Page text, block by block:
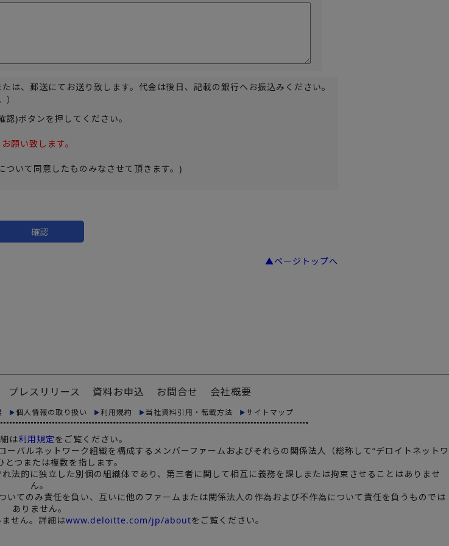
、郵送にてお送り致します。代金は後日、記載の銀行へお振込みください。
)ボタンを押してください。
願い致します。
いて同意したものみなさせて頂きます。)
▲ページトップへ
プレスリリース 資料お申込 お問合せ 会社概要
個人情報の取り扱い 利用規約 当社資料引用・転載方法 サイトマップ
は利用規定をご覧ください。
バルネットワーク組織を構成するメンバーファームおよびそれらの関係法人（総称して“デロイトネットワ
とつまたは複数を指します。
的に独立した別個の組織体であり、第三者に関して相互に義務を課しまたは拘束させることはありませ
ん。
てのみ責任を負い、互いに他のファームまたは関係法人の作為および不作為について責任を負うものでは
ありません。
せん。詳細はwww.deloitte.com/jp/aboutをご覧ください。